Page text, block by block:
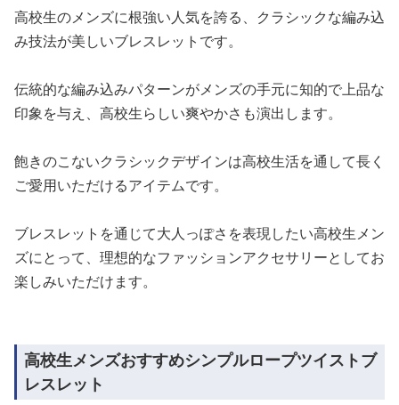
高校生のメンズに根強い人気を誇る、クラシックな編み込
み技法が美しいブレスレットです。
伝統的な編み込みパターンがメンズの手元に知的で上品な
印象を与え、高校生らしい爽やかさも演出します。
飽きのこないクラシックデザインは高校生活を通して長く
ご愛用いただけるアイテムです。
ブレスレットを通じて大人っぽさを表現したい高校生メン
ズにとって、理想的なファッションアクセサリーとしてお
楽しみいただけます。
高校生メンズおすすめシンプルロープツイストブ
レスレット